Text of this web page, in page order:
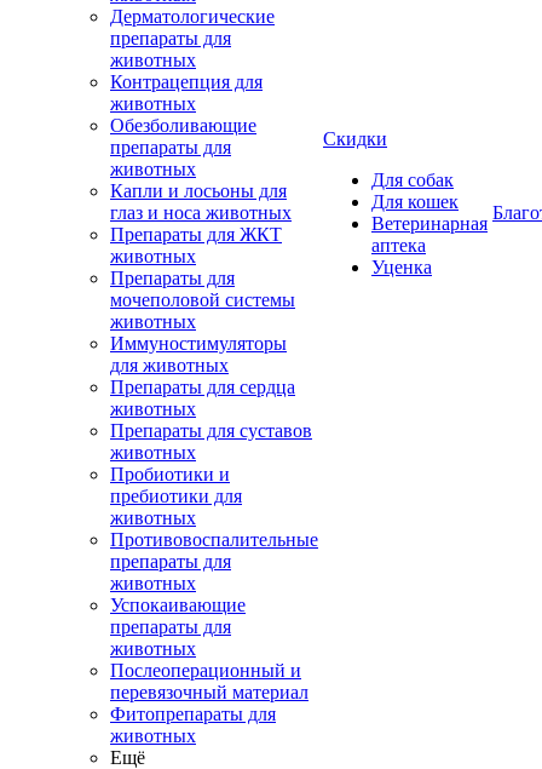
Дерматологические
препараты для
животных
Контрацепция для
животных
Обезболивающие
препараты для
животных
Капли и лосьоны для
глаз и носа животных
Препараты для ЖКТ
животных
Препараты для
мочеполовой системы
животных
Иммуностимуляторы
для животных
Препараты для сердца
животных
Препараты для суставов
животных
Пробиотики и
пребиотики для
животных
Противовоспалительные
препараты для
животных
Успокаивающие
препараты для
животных
Послеоперационный и
перевязочный материал
Фитопрепараты для
животных
Ещё
Скидки
Для собак
Для кошек
Ветеринарная
аптека
Уценка